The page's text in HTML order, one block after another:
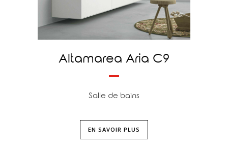
Altamarea Aria C9
Salle de bains
EN SAVOIR PLUS